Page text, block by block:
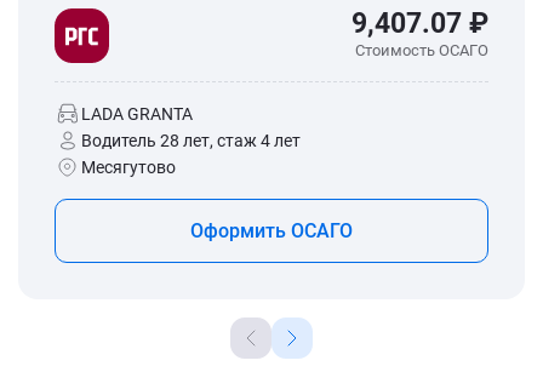
9,407.07 ₽
Стоимость ОСАГО
LADA GRANTA
Водитель 28 лет, стаж 4 лет
Месягутово
Оформить ОСАГО